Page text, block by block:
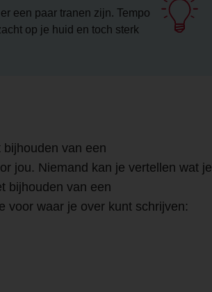
een paar tranen zijn. Tempo
op je huid en toch sterk
van een
jou. Niemand kan je vertellen wat je
bijhouden van een
voor waar je over kunt schrijven: